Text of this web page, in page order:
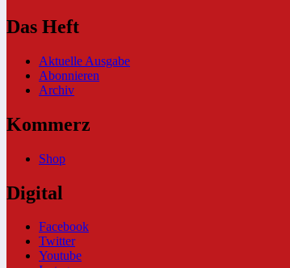
Das Heft
Aktuelle Ausgabe
Abonnieren
Archiv
Kommerz
Shop
Digital
Facebook
Twitter
Youtube